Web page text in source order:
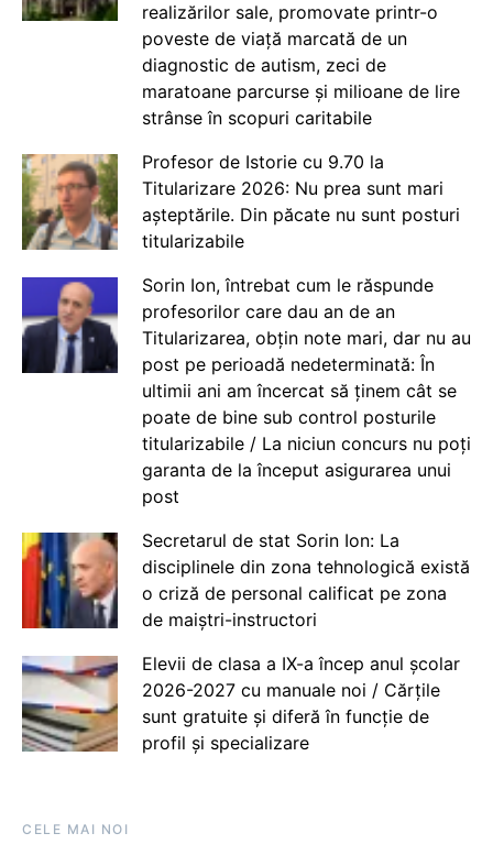
realizărilor sale, promovate printr-o
poveste de viață marcată de un
diagnostic de autism, zeci de
maratoane parcurse și milioane de lire
strânse în scopuri caritabile
Profesor de Istorie cu 9.70 la
Titularizare 2026: Nu prea sunt mari
așteptările. Din păcate nu sunt posturi
titularizabile
Sorin Ion, întrebat cum le răspunde
profesorilor care dau an de an
Titularizarea, obțin note mari, dar nu au
post pe perioadă nedeterminată: În
ultimii ani am încercat să ținem cât se
poate de bine sub control posturile
titularizabile / La niciun concurs nu poți
garanta de la început asigurarea unui
post
Secretarul de stat Sorin Ion: La
disciplinele din zona tehnologică există
o criză de personal calificat pe zona
de maiștri-instructori
Elevii de clasa a IX-a încep anul școlar
2026-2027 cu manuale noi / Cărțile
sunt gratuite și diferă în funcție de
profil și specializare
CELE MAI NOI